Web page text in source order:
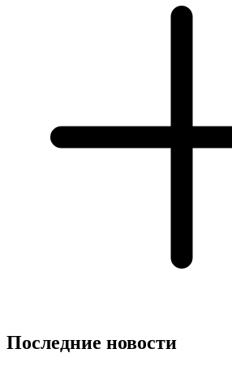
Последние новости